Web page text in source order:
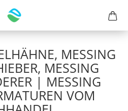
MESSING
MESSING
| MESSING
VOM